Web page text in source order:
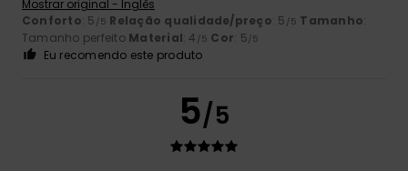
Mostrar original - Inglês
Conforto: 5 /5 Relação qualidade/preço: 5 /5 Tamanho:
Tamanho perfeito Material: 4 /5 Cor: 5/5
Eu recomendo este produto
5/5